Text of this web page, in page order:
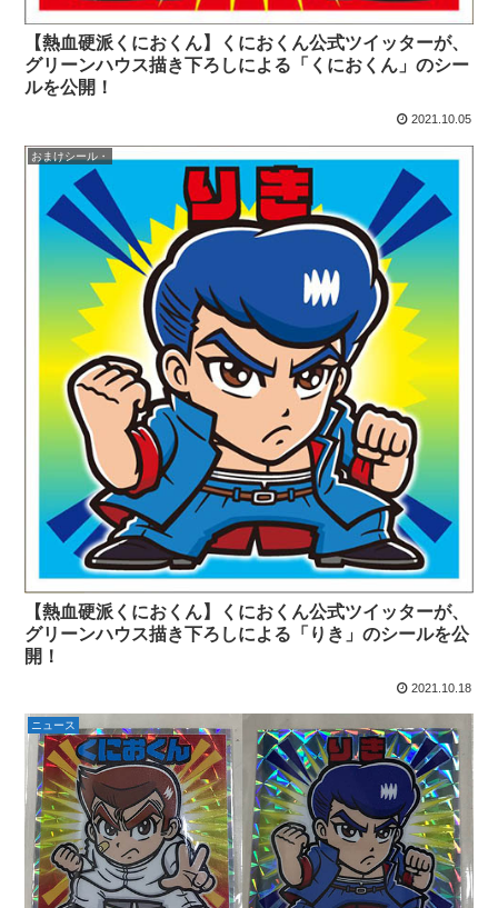
【熱血硬派くにおくん】くにおくん公式ツイッターが、
グリーンハウス描き下ろしによる「くにおくん」のシー
ルを公開！
2021.10.05
おまけシール・
【熱血硬派くにおくん】くにおくん公式ツイッターが、
グリーンハウス描き下ろしによる「りき」のシールを公
開！
2021.10.18
ニュース